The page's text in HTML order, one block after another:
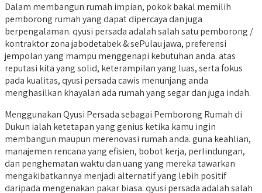
Dalam membangun rumah impian, pokok bakal memilih
pemborong rumah yang dapat dipercaya dan juga
berpengalaman. qyusi persada adalah salah satu pemborong /
kontraktor zona jabodetabek & sePulau jawa, preferensi
jempolan yang mampu menggenapi kebutuhan anda. atas
reputasi kita yang solid, keterampilan yang luas, serta fokus
pada kualitas, qyusi persada cawis menunjang anda
menghasilkan khayalan ada rumah yang segar dan juga indah.
Menggunakan Qyusi Persada sebagai Pemborong Rumah di
Dukun ialah ketetapan yang genius ketika kamu ingin
membangun maupun merenovasi rumah anda. guna keahlian,
manajemen rencana yang efisien, bobot kerja, perlindungan,
dan penghematan waktu dan uang yang mereka tawarkan
mengakibatkannya menjadi alternatif yang lebih positif
daripada mengenakan pakar biasa. qyusi persada adalah salah